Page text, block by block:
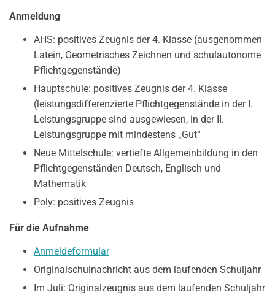
Anmeldung
AHS: positives Zeugnis der 4. Klasse (ausgenommen
Latein, Geometrisches Zeichnen und schulautonome
Pflichtgegenstände)
Hauptschule: positives Zeugnis der 4. Klasse
(leistungsdifferenzierte Pflichtgegenstände in der I.
Leistungsgruppe sind ausgewiesen, in der II.
Leistungsgruppe mit mindestens „Gut“
Neue Mittelschule: vertiefte Allgemeinbildung in den
Pflichtgegenständen Deutsch, Englisch und
Mathematik
Poly: positives Zeugnis
Für die Aufnahme
Anmeldeformular
Originalschulnachricht aus dem laufenden Schuljahr
Im Juli: Originalzeugnis aus dem laufenden Schuljahr